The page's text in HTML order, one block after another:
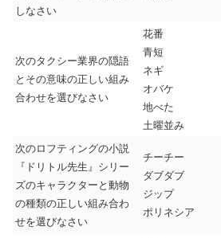
しなさい
次のタクシー業界の隠語
とその意味の正しい組み
合わせを選びなさい
花番
青短
ネギ
オバケ
地べた
土曜並み
次のロフティングの小説
『ドリトル先生』シリー
ズのキャラクターと動物
の種類の正しい組み合わ
せを選びなさい
チーチー
ダブダブ
ジップ
ポリネシア